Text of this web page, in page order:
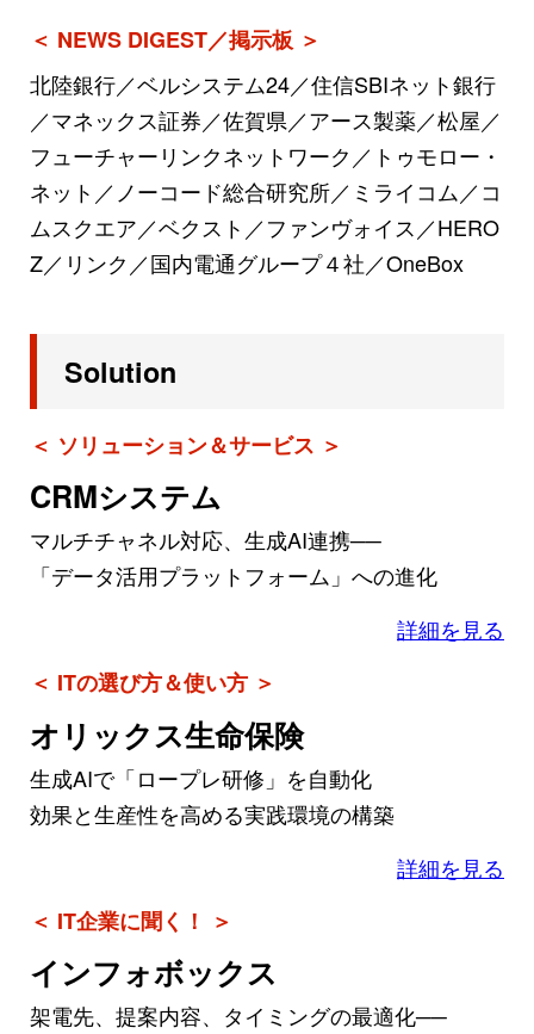
＜ NEWS DIGEST／掲示板 ＞
北陸銀行／ベルシステム24／住信SBIネット銀行
／マネックス証券／佐賀県／アース製薬／松屋／
フューチャーリンクネットワーク／トゥモロー・
ネット／ノーコード総合研究所／ミライコム／コ
ムスクエア／ベクスト／ファンヴォイス／HERO
Z／リンク／国内電通グループ４社／OneBox
Solution
＜ ソリューション＆サービス ＞
CRMシステム
マルチチャネル対応、生成AI連携──
「データ活用プラットフォーム」への進化
詳細を見る
＜ ITの選び方＆使い方 ＞
オリックス生命保険
生成AIで「ロープレ研修」を自動化
効果と生産性を高める実践環境の構築
詳細を見る
＜ IT企業に聞く！ ＞
インフォボックス
架電先、提案内容、タイミングの最適化──